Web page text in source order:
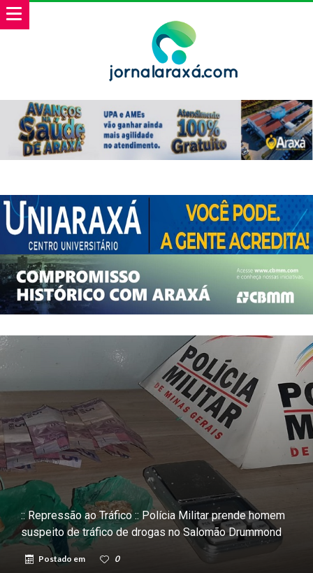
:: Repressão ao Tráfico :: Polícia Militar prende homem
suspeito de tráfico de drogas no Salomão Drummond
Postado em 0